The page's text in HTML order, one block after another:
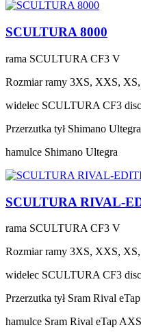
SCULTURA 8000
rama SCULTURA CF3 V
Rozmiar ramy 3XS, XXS,
widelec SCULTURA CF3 disc
Przerzutka tył Shimano
hamulce Shimano Ultegra
SCULTURA RIVAL-
rama SCULTURA CF3 V
Rozmiar ramy 3XS, XXS,
widelec SCULTURA CF3 disc
Przerzutka tył Sram Rival
hamulce Sram Rival eTap AXS